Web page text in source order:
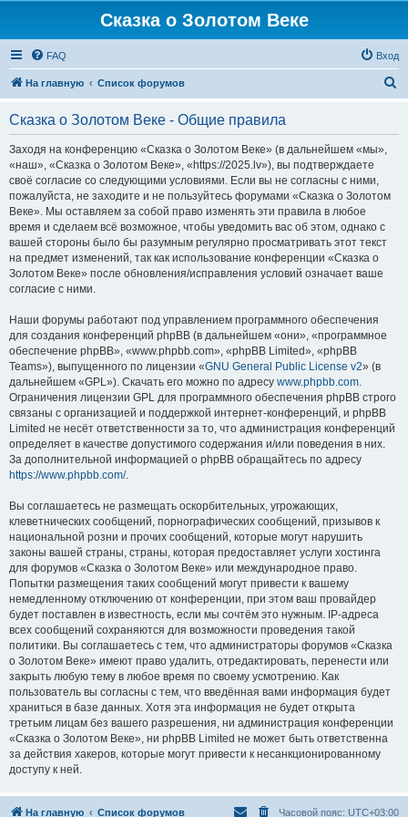
Сказка о Золотом Веке
FAQ Вход
На главную Список форумов
Сказка о Золотом Веке - Общие правила
Заходя на конференцию «Сказка о Золотом Веке» (в дальнейшем «мы»,
«наш», «Сказка о Золотом Веке», «https://2025.lv»), вы подтверждаете
своё согласие со следующими условиями. Если вы не согласны с ними,
пожалуйста, не заходите и не пользуйтесь форумами «Сказка о Золотом
Веке». Мы оставляем за собой право изменять эти правила в любое
время и сделаем всё возможное, чтобы уведомить вас об этом, однако с
вашей стороны было бы разумным регулярно просматривать этот текст
на предмет изменений, так как использование конференции «Сказка о
Золотом Веке» после обновления/исправления условий означает ваше
согласие с ними.
Наши форумы работают под управлением программного обеспечения
для создания конференций phpBB (в дальнейшем «они», «программное
обеспечение phpBB», «www.phpbb.com», «phpBB Limited», «phpBB
Teams»), выпущенного по лицензии «GNU General Public License v2» (в
дальнейшем «GPL»). Скачать его можно по адресу www.phpbb.com.
Ограничения лицензии GPL для программного обеспечения phpBB строго
связаны с организацией и поддержкой интернет-конференций, и phpBB
Limited не несёт ответственности за то, что администрация конференций
определяет в качестве допустимого содержания и/или поведения в них.
За дополнительной информацией о phpBB обращайтесь по адресу
https://www.phpbb.com/.
Вы соглашаетесь не размещать оскорбительных, угрожающих,
клеветнических сообщений, порнографических сообщений, призывов к
национальной розни и прочих сообщений, которые могут нарушить
законы вашей страны, страны, которая предоставляет услуги хостинга
для форумов «Сказка о Золотом Веке» или международное право.
Попытки размещения таких сообщений могут привести к вашему
немедленному отключению от конференции, при этом ваш провайдер
будет поставлен в известность, если мы сочтём это нужным. IP-адреса
всех сообщений сохраняются для возможности проведения такой
политики. Вы соглашаетесь с тем, что администраторы форумов «Сказка
о Золотом Веке» имеют право удалить, отредактировать, перенести или
закрыть любую тему в любое время по своему усмотрению. Как
пользователь вы согласны с тем, что введённая вами информация будет
храниться в базе данных. Хотя эта информация не будет открыта
третьим лицам без вашего разрешения, ни администрация конференции
«Сказка о Золотом Веке», ни phpBB Limited не может быть ответственна
за действия хакеров, которые могут привести к несанкционированному
доступу к ней.
На главную Список форумов Часовой пояс: UTC+03:00